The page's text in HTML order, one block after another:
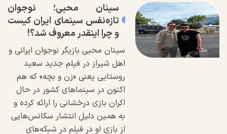
سینان محبی؛ نوجوان
تازه‌نفس سینمای ایران کیست
و چرا اینقدر معروف شد؟!
سینان محبی بازیگر نوجوان ایرانی و
اهل شیراز در فیلم جدید سعید
روستایی یعنی «زن و بچه» که هم
اکنون در سینما‌های کشور در حال
اکران بازی درخشانی را ارائه کرده و
به همین دلیل انتشار سکانس‌هایی
از بازی او در فیلم در شبکه‌های